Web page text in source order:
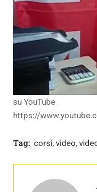
su YouTube
https://
Tag: corsi, video,